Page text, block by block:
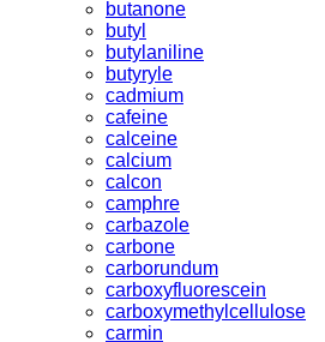
butanone
butyl
butylaniline
butyryle
cadmium
cafeine
calceine
calcium
calcon
camphre
carbazole
carbone
carborundum
carboxyfluorescein
carboxymethylcellulose
carmin